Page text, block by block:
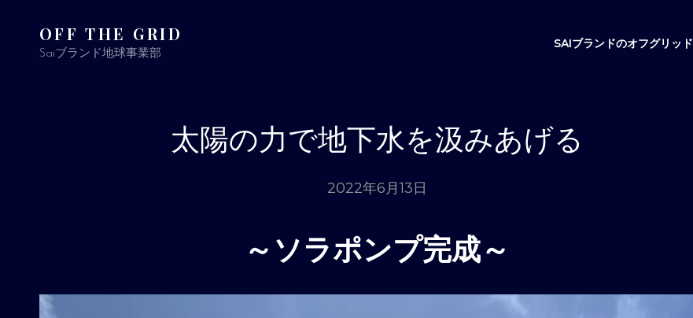
OFF THE GRID
Saiブランド地球事業部
SAIブランドのオフグリッド
太陽の力で地下水を汲みあげる
2022年6月13日
～ソラポンプ完成～